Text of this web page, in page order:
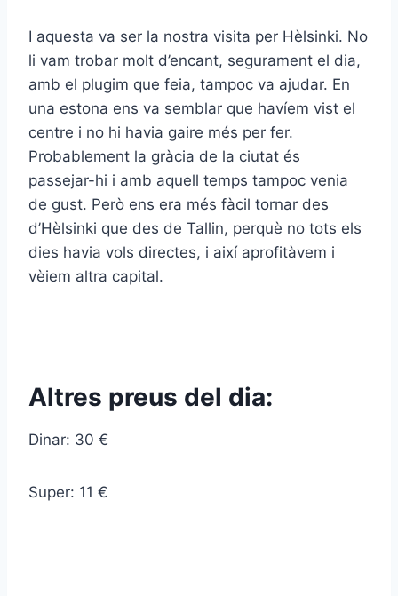
I aquesta va ser la nostra visita per Hèlsinki. No
li vam trobar molt d’encant, segurament el dia,
amb el plugim que feia, tampoc va ajudar. En
una estona ens va semblar que havíem vist el
centre i no hi havia gaire més per fer.
Probablement la gràcia de la ciutat és
passejar-hi i amb aquell temps tampoc venia
de gust. Però ens era més fàcil tornar des
d’Hèlsinki que des de Tallin, perquè no tots els
dies havia vols directes, i així aprofitàvem i
vèiem altra capital.
Altres preus del dia:
Dinar: 30 €
Super: 11 €